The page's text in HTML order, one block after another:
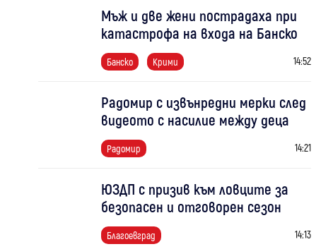
Мъж и две жени пострадаха при
катастрофа на входа на Банско
Банско Крими 14:52
Радомир с извънредни мерки след
видеото с насилие между деца
Радомир 14:21
ЮЗДП с призив към ловците за
безопасен и отговорен сезон
Благоевград 14:13